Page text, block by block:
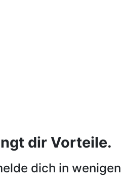
dir Vorteile.
dich in wenigen